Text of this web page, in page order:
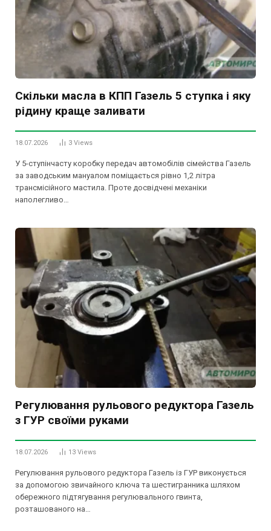
Скільки масла в КПП Газель 5 ступка і яку
рідину краще заливати
18.07.2026 3 Views
У 5-ступінчасту коробку передач автомобілів сімейства Газель
за заводським мануалом поміщається рівно 1,2 літра
трансмісійного мастила. Проте досвідчені механіки
наполегливо…
Регулювання рульового редуктора Газель
з ГУР своїми руками
18.07.2026 13 Views
Регулювання рульового редуктора Газель із ГУР виконується
за допомогою звичайного ключа та шестигранника шляхом
обережного підтягування регулювального гвинта,
розташованого на…